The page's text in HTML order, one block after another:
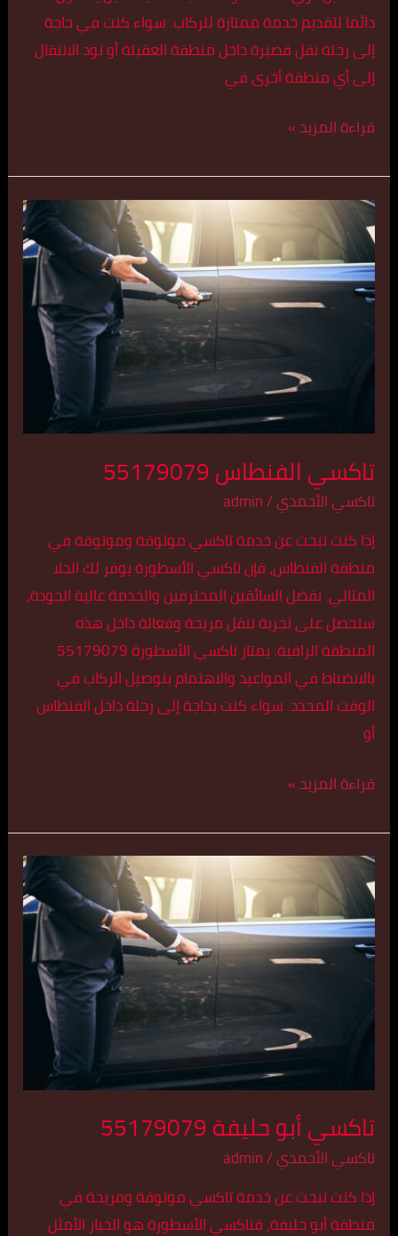
دائما لتقديم خدمة ممتازة للركاب. سواء كنت في حاجة
إلى رحلة نقل قصيرة داخل منطقة العقيلة أو تود الانتقال
إلى أي منطقة أخرى في
قراءة المزيد »
تاكسي الفنطاس 55179079
تاكسي الأحمدي/
admin
إذا كنت تبحث عن خدمة تاكسي موثوقة وموثوقة في
منطقة الفنطاس، فإن تاكسي الأسطورة يوفر لك الحلا
المثالي. بفضل السائقين المحترفين والخدمة عالية الجودة،
ستحصل على تجربة تنقل مريحة وفعالة داخل هذه
المنطقة الراقية. يمتاز تاكسي الأسطورة 55179079
بالانضباط في المواعيد والاهتمام بتوصيل الركاب في
الوقت المحدد. سواء كنت بحاجة إلى رحلة داخل الفنطاس
أو
تاكسي
الفنطاس
55179079
قراءة المزيد »
تاكسي أبو حليفة 55179079
تاكسي الأحمدي/
admin
إذا كنت تبحث عن خدمة تاكسي موثوقة ومريحة في
منطقة أبو حليفة، فتاكسي الأسطورة هو الخيار الأمثل
تاكسي
أبو
حليفة
55179079